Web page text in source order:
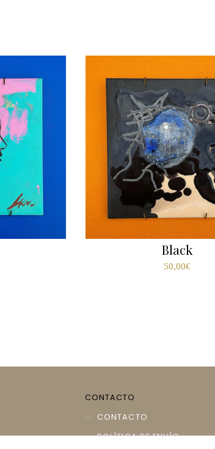
Black
50,00€
CONTACTO
CONTACTO
POLÍTICA DE ENVÍO